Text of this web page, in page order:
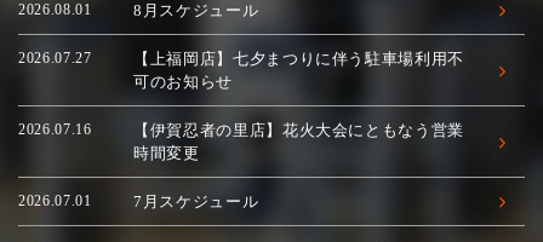
2026.08.01 8月スケジュール
2026.07.27
【上福岡店】七夕まつりに伴う駐車場利用不
可のお知らせ
2026.07.16
【伊賀忍者の里店】花火大会にともなう営業
時間変更
2026.07.01 7月スケジュール